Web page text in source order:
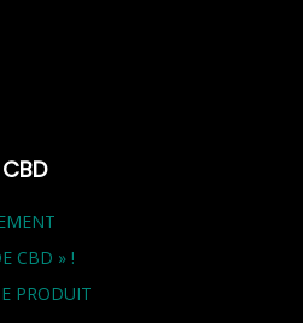
CBD
CBD » !
PRODUIT